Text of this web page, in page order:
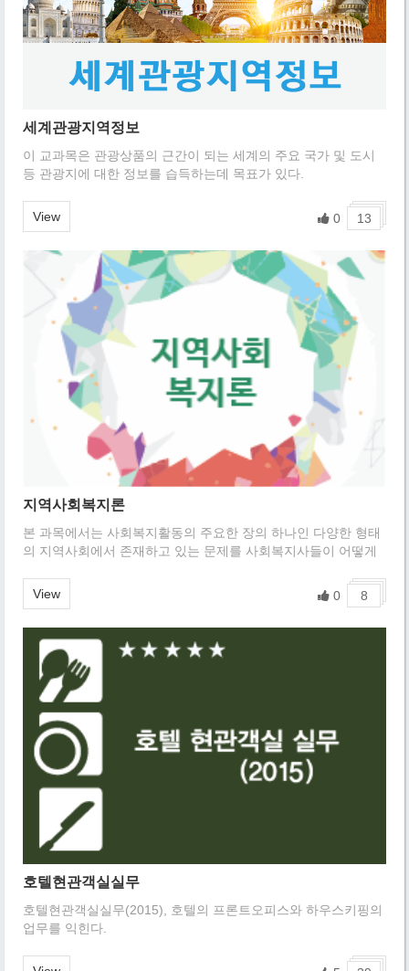
세계관광지역정보
이 교과목은 관광상품의 근간이 되는 세계의 주요 국가 및 도시
등 관광지에 대한 정보를 습득하는데 목표가 있다.
View 13
0
지역사회복지론
본 과목에서는 사회복지활동의 주요한 장의 하나인 다양한 형태
의 지역사회에서 존재하고 있는 문제를 사회복지사들이 어떻게
View
8
0
호텔현관객실실무
호텔현관객실실무(2015), 호텔의 프론트오피스와 하우스키핑의
업무를 익힌다.